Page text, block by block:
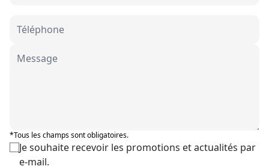
*Tous les champs sont obligatoires.
Je souhaite recevoir les promotions et actualités par
e-mail.